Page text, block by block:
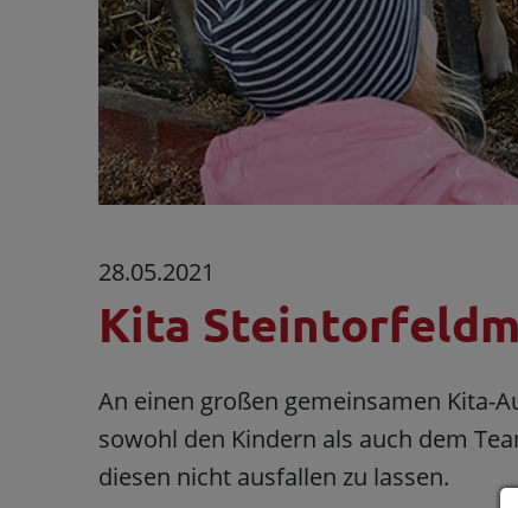
28.05.2021
Kita
An einen großen gemeinsamen Kita-
sowohl den Kindern als auch dem
diesen nicht ausfallen zu lassen.